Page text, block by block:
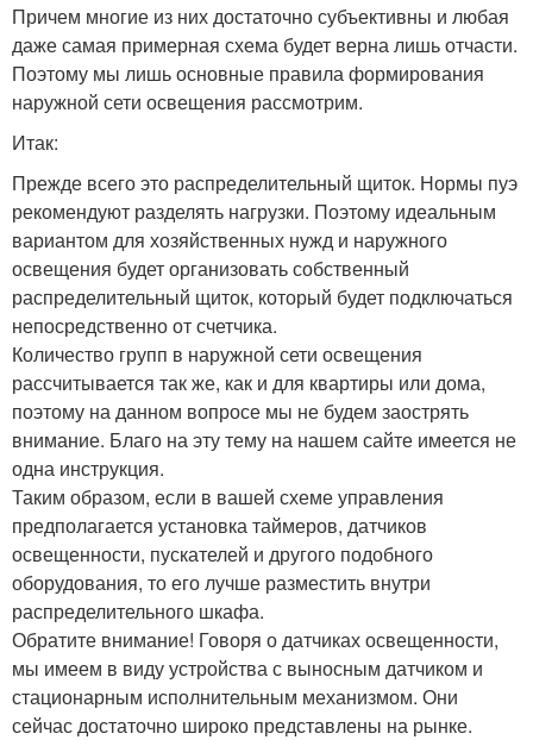
Причем многие из них достаточно субъективны и любая
даже самая примерная схема будет верна лишь отчасти.
Поэтому мы лишь основные правила формирования
наружной сети освещения рассмотрим.
Итак:
Прежде всего это распределительный щиток. Нормы пуэ
рекомендуют разделять нагрузки. Поэтому идеальным
вариантом для хозяйственных нужд и наружного
освещения будет организовать собственный
распределительный щиток, который будет подключаться
непосредственно от счетчика.
Количество групп в наружной сети освещения
рассчитывается так же, как и для квартиры или дома,
поэтому на данном вопросе мы не будем заострять
внимание. Благо на эту тему на нашем сайте имеется не
одна инструкция.
Таким образом, если в вашей схеме управления
предполагается установка таймеров, датчиков
освещенности, пускателей и другого подобного
оборудования, то его лучше разместить внутри
распределительного шкафа.
Обратите внимание! Говоря о датчиках освещенности,
мы имеем в виду устройства с выносным датчиком и
стационарным исполнительным механизмом. Они
сейчас достаточно широко представлены на рынке.